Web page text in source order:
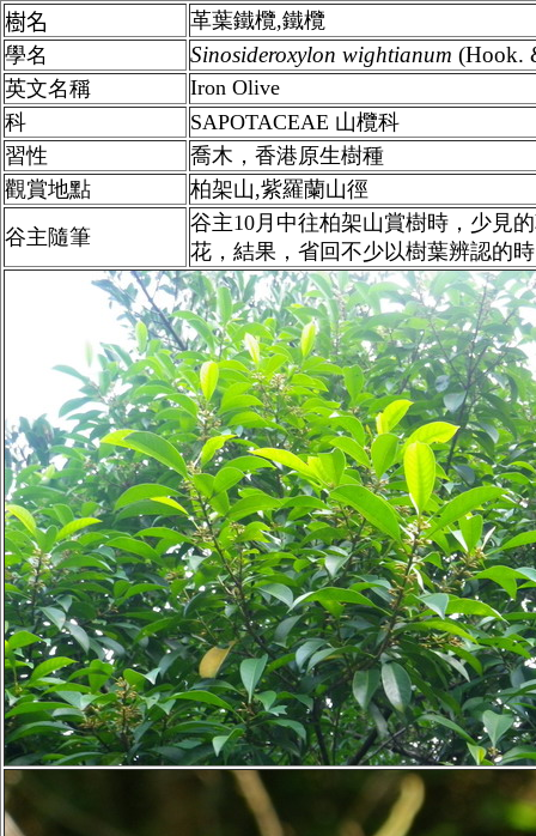
樹名
革葉鐵欖,鐵欖
學名
Sinosideroxylon wightianum (Hook.
英文名稱
Iron Olive
科
SAPOTACEAE 山欖科
習性
喬木，香港原生樹種
觀賞地點
柏架山,紫羅蘭山徑
谷主隨筆
谷主10月中往柏架山賞樹時，少見
花，結果，省回不少以樹葉辨認的